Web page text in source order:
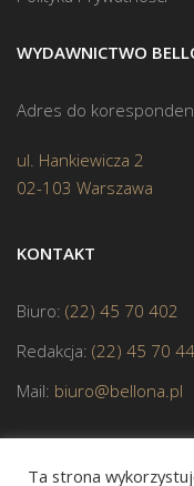
WYDAWNICTWO
Adres do
ul. Hankiewicza 2
02-103 Warszawa
KONTAKT
Biuro: (22) 45 70 402
Redakcja: (22) 45 70
Mail: biuro@bellona.pl
Ta strona